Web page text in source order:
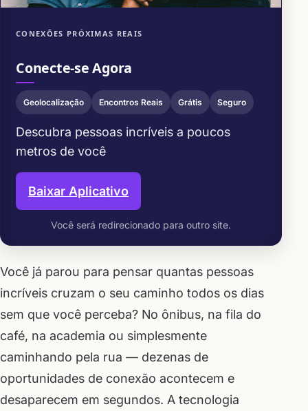
CONEXÕES PRÓXIMAS REAIS
Conecte-se Agora
Geolocalização Encontros Reais Grátis Seguro
Descubra pessoas incríveis a poucos
metros de você
Baixar Aplicativo
Você será redirecionado para outro site.
Você já parou para pensar quantas pessoas
incríveis cruzam o seu caminho todos os dias
sem que você perceba? No ônibus, na fila do
café, na academia ou simplesmente
caminhando pela rua — dezenas de
oportunidades de conexão acontecem e
desaparecem em segundos. A tecnologia